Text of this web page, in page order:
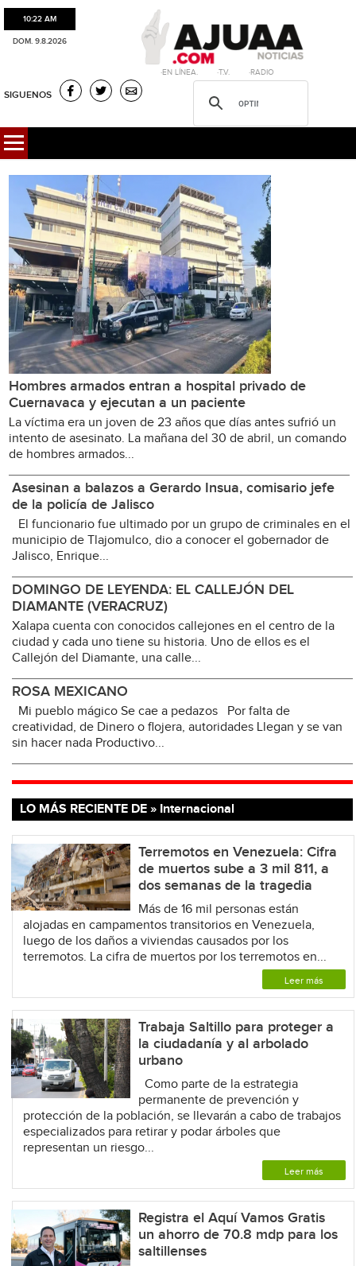
10:22 AM
DOM. 9.8.2026
·EN LÍNEA. ·T.V. ·RADIO
SIGUENOS
Hombres armados entran a hospital privado de
Cuernavaca y ejecutan a un paciente
La víctima era un joven de 23 años que días antes sufrió un
intento de asesinato. La mañana del 30 de abril, un comando
de hombres armados...
Asesinan a balazos a Gerardo Insua, comisario jefe
de la policía de Jalisco
El funcionario fue ultimado por un grupo de criminales en el
municipio de Tlajomulco, dio a conocer el gobernador de
Jalisco, Enrique...
DOMINGO DE LEYENDA: EL CALLEJÓN DEL
DIAMANTE (VERACRUZ)
Xalapa cuenta con conocidos callejones en el centro de la
ciudad y cada uno tiene su historia. Uno de ellos es el
Callejón del Diamante, una calle...
ROSA MEXICANO
Mi pueblo mágico Se cae a pedazos Por falta de
creatividad, de Dinero o flojera, autoridades Llegan y se van
sin hacer nada Productivo...
LO MÁS RECIENTE DE » Internacional
Terremotos en Venezuela: Cifra
de muertos sube a 3 mil 811, a
dos semanas de la tragedia
Más de 16 mil personas están
alojadas en campamentos transitorios en Venezuela,
luego de los daños a viviendas causados por los
terremotos. La cifra de muertos por los terremotos en...
Leer más
Trabaja Saltillo para proteger a
la ciudadanía y al arbolado
urbano
Como parte de la estrategia
permanente de prevención y
protección de la población, se llevarán a cabo de trabajos
especializados para retirar y podar árboles que
representan un riesgo...
Leer más
Registra el Aquí Vamos Gratis
un ahorro de 70.8 mdp para los
saltillenses